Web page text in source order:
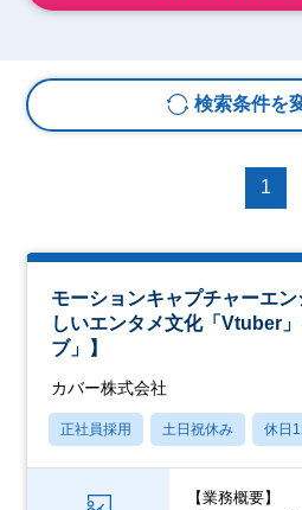
検索条件を
1
モーションキャプチャーエ
しいエンタメ文化「Vtuber
ブ」】
カバー株式会社
正社員採用 土日祝休み 休日
【業務概要】